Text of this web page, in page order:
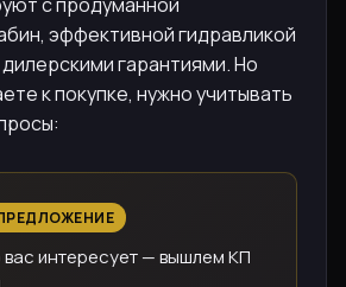
эффективной гидравликой
гарантиями. Но
к покупке, нужно учитывать
вас интересует — вышлем КП